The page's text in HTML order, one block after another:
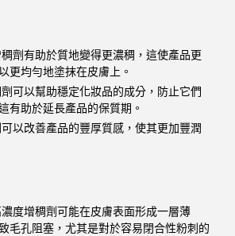
劑有助於質地變得更濃稠，這使產品更
更均勻地塗抹在皮膚上。
可以幫助穩定化妝品的成分，防止它們
有助於延長產品的保質期。
以改善產品的豐厚質感，使其更加豐潤
度增稠劑可能在皮膚表面形成一層薄
毛孔阻塞，尤其是對於容易閉合性粉刺的